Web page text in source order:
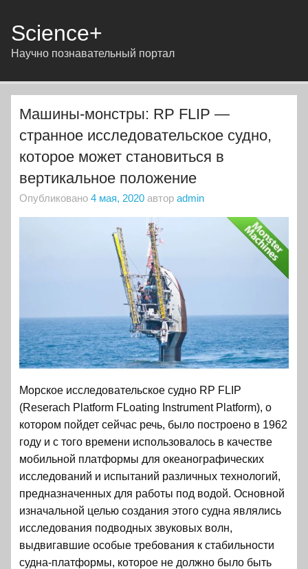
Science+
Научно познавательный портал
Машины-монстры: RP FLIP —
странное исследовательское судно,
которое может становиться в
вертикальное положение
Опубликовано 4 мая, 2020 автор admin
Морское исследовательское судно RP FLIP
(Reserach Platform FLoating Instrument Platform), о
котором пойдет сейчас речь, было построено в 1962
году и с того времени использовалось в качестве
мобильной платформы для океанографических
исследований и испытаний различных технологий,
предназначенных для работы под водой. Основной
изначальной целью создания этого судна являлись
исследования подводных звуковых волн,
выдвигавшие особые требования к стабильности
судна-платформы, которое не должно было быть